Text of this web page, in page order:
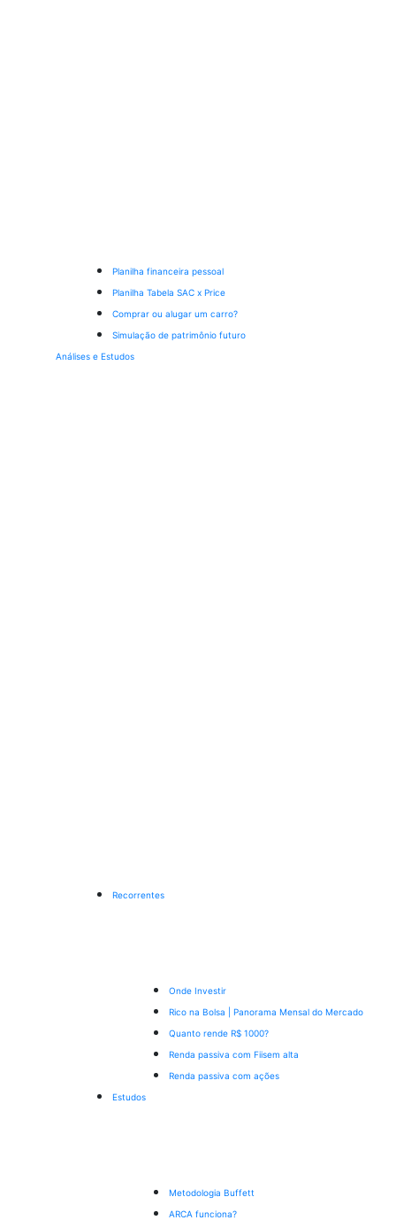
Planilha financeira pessoal
Planilha Tabela SAC x Price
Comprar ou alugar um carro?
Simulação de patrimônio futuro
Análises e Estudos
Recorrentes
Onde Investir
Rico na Bolsa | Panorama Mensal do Mercado
Quanto rende R$ 1000?
Renda passiva com Fiisem alta
Renda passiva com ações
Estudos
Metodologia Buffett
ARCA funciona?